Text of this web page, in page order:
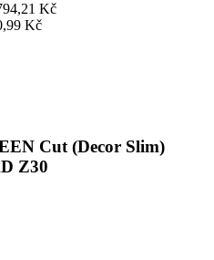
Kč
Kč
Cut (Decor Slim)
Z30